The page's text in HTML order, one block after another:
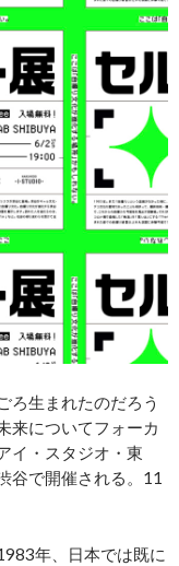
ろ生まれたのだろう
来についてフォーカ
イ・スタジオ・東
谷で開催される。11
年、日本では既に